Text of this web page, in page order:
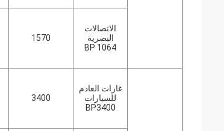
الاتصالات
البصرية
BP 1064
1570
غازات العادم
للسيارات
BP3400
3400